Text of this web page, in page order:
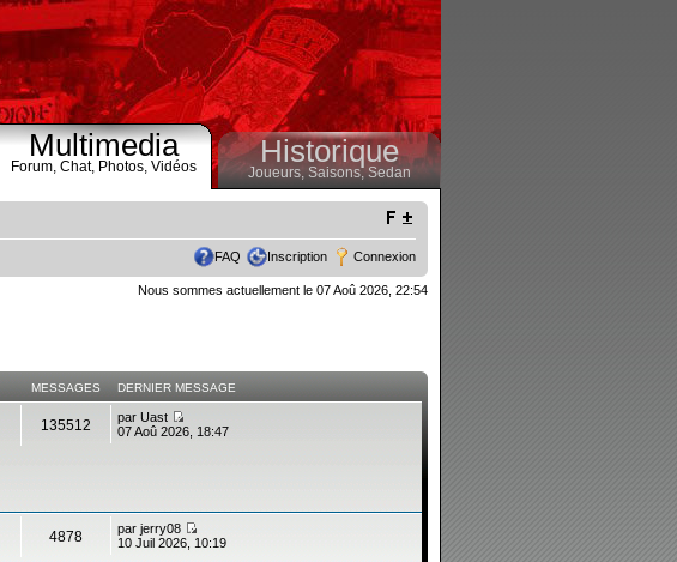
Multimedia
Forum, Chat, Photos, Vidéos Historique
Joueurs, Saisons,Sedan
FAQ Inscription Connexion
Nous sommes actuellement le 07 Aoû 2026, 22:54
MESSAGES DERNIER MESSAGE
135512 par Uast
07 Aoû 2026, 18:47
4878 par jerry08
10 Juil 2026, 10:19